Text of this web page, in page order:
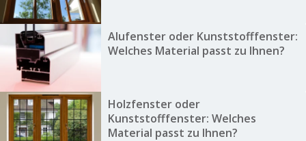
Alufenster oder Kunststofffenster:
Welches Material passt zu Ihnen?
Holzfenster oder
Kunststofffenster: Welches
Material passt zu Ihnen?